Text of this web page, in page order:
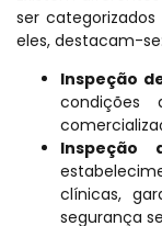
ser
eles, destacam-se:
Inspeção
condições
Inspeção
clínicas,
segurança